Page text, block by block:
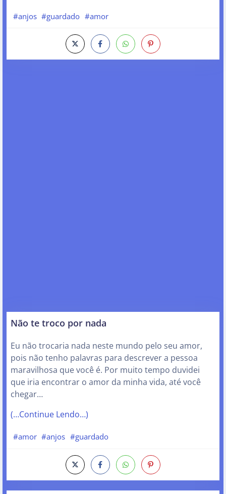
#anjos #guardado #amor
Não te troco por nada
Eu não trocaria nada neste mundo pelo seu amor,
pois não tenho palavras para descrever a pessoa
maravilhosa que você é. Por muito tempo duvidei
que iria encontrar o amor da minha vida, até você
chegar…
(…Continue Lendo…)
#amor #anjos #guardado